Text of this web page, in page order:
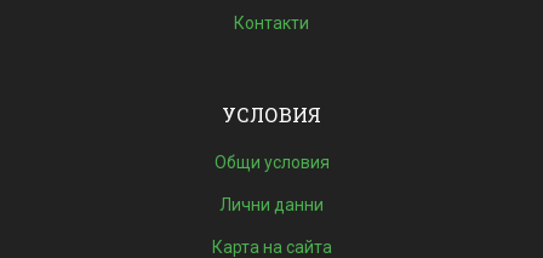
Контакти
УСЛОВИЯ
Общи условия
Лични данни
Карта на сайта